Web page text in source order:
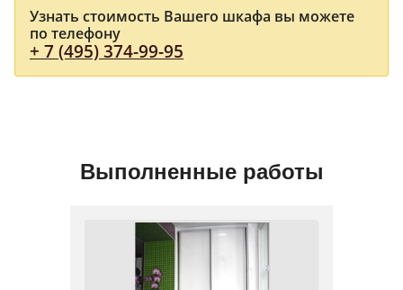
Узнать стоимость Вашего шкафа вы можете
по телефону
+ 7 (495) 374-99-95
Выполненные работы